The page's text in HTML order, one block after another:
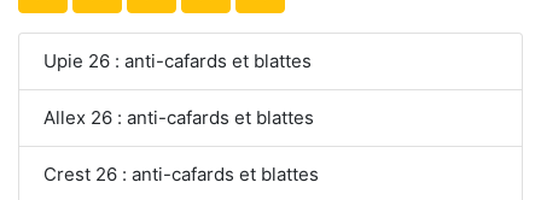
Upie 26 : anti-cafards et blattes
Allex 26 : anti-cafards et blattes
Crest 26 : anti-cafards et blattes